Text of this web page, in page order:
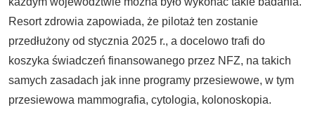
Resort zdrowia zapowiada, że pilotaż ten zostanie
przedłużony od stycznia 2025 r., a docelowo trafi do
koszyka świadczeń finansowanego przez NFZ, na takich
samych zasadach jak inne programy przesiewowe, w tym
przesiewowa mammografia, cytologia, kolonoskopia.